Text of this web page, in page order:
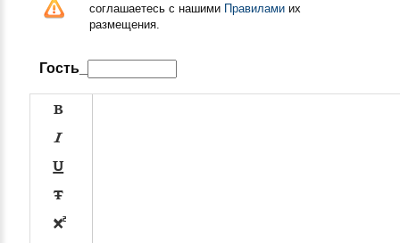
соглашаетесь с нашими Правилами их
размещения.
Гость_




